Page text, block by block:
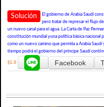
Solución
El gobierno de Arabia Saudí
pero tratar de represar el flujo
un nuevo canal para el agua. La Carta de Paz
constitución mundial yuna política básica nacional
como un nuevo camino que permita a Arabia
tiempo podrá el gobierno del príncipe Saudí
§1.9 Facebook